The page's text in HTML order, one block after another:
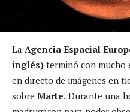
La Agencia Espacial
inglés) terminó con mucho
en directo de imágenes en
sobre Marte. Durante una